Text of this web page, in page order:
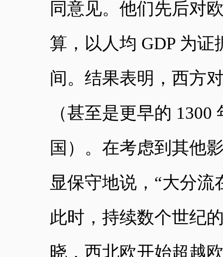
同意见。他们先后对
算，以人均 GDP 为
间。结果表明，西方
（甚至是更早的
国）。在考虑到其他
显保守地说，“大分
此时，持续数个世纪
晓，西北欧开始超越